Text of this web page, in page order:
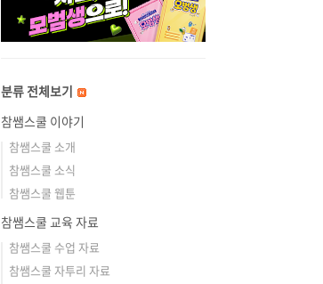
분류 전체보기
참쌤스쿨 이야기
참쌤스쿨 소개
참쌤스쿨 소식
참쌤스쿨 웹툰
참쌤스쿨 교육 자료
참쌤스쿨 수업 자료
참쌤스쿨 자투리 자료